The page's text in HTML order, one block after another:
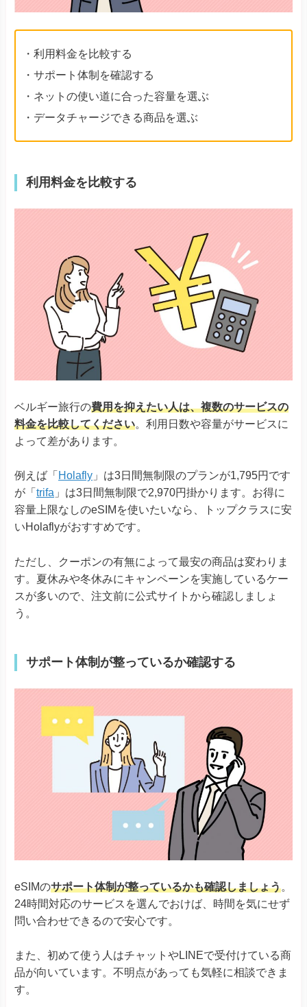
・利用料金を比較する
・サポート体制を確認する
・ネットの使い道に合った容量を選ぶ
・データチャージできる商品を選ぶ
利用料金を比較する
ベルギー旅行の費用を抑えたい人は、複数のサービスの
料金を比較してください。利用日数や容量がサービスに
よって差があります。
例えば「 Holafly 」は3日間無制限のプランが1,795円です
が「 trifa 」は3日間無制限で2,970円掛かります。お得に
容量上限なしのeSIMを使いたいなら、トップクラスに安
いHolaflyがおすすめです。
ただし、クーポンの有無によって最安の商品は変わりま
す。夏休みや冬休みにキャンペーンを実施しているケー
スが多いので、注文前に公式サイトから確認しましょ
う。
サポート体制が整っているか確認する
eSIMのサポート体制が整っているかも確認しましょう。
24時間対応のサービスを選んでおけば、時間を気にせず
問い合わせできるので安心です。
また、初めて使う人はチャットやLINEで受付けている商
品が向いています。不明点があっても気軽に相談できま
す。